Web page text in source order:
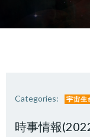
Categories: 宇宙生
時事情報